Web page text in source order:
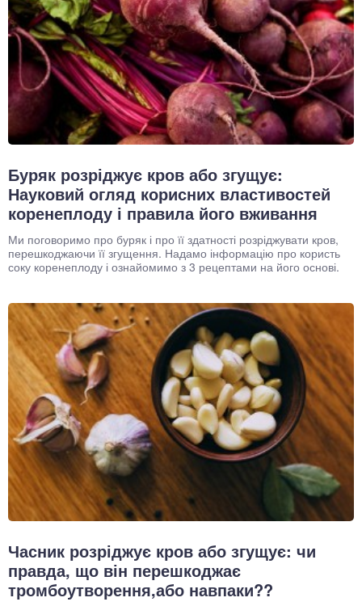
Буряк розріджує кров або згущує:
Науковий огляд корисних властивостей
коренеплоду і правила його вживання
Ми поговоримо про буряк і про її здатності розріджувати кров,
перешкоджаючи її згущення. Надамо інформацію про користь
соку коренеплоду і ознайомимо з 3 рецептами на його основі.
Часник розріджує кров або згущує: чи
правда, що він перешкоджає
тромбоутворення,або навпаки??